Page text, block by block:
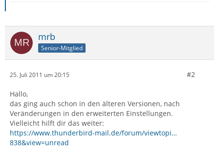
mrb
Senior-Mitglied
25. Juli 2011 um 20:15 #2
Hallo,
das ging auch schon in den älteren Versionen, nach
Veränderungen in den erweiterten Einstellungen.
Vielleicht hilft dir das weiter:
https://www.thunderbird-mail.de/forum/viewtopi…
838&view=unread